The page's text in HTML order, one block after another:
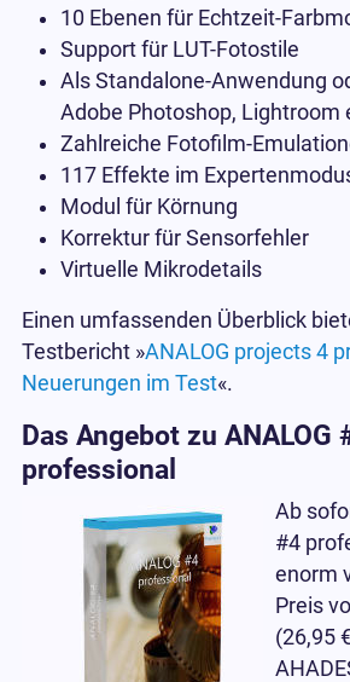
10 Ebenen für Echtzeit-
Support für LUT-Fotostile
Als Standalone-Anwendung
Adobe Photoshop, Lightroom
Zahlreiche Fotofilm-
117 Effekte im
Modul für Körnung
Korrektur für Sensorfehler
Virtuelle Mikrodetails
Einen umfassenden Überblick
Testbericht »ANALOG projects 4
Neuerungen im Test«.
Das Angebot zu ANALOG
professional
Ab
#4
enorm
Preis
(26,95